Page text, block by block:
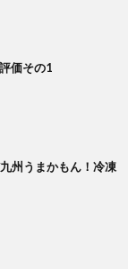
価その1
州うまかもん！冷凍